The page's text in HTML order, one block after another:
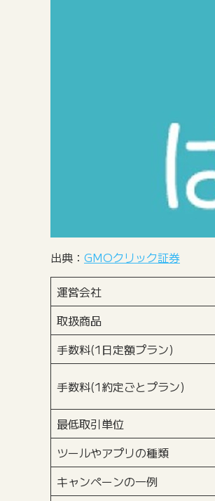
出典： GMOクリック証券
運営会社
取扱商品
手数料(1日定額プラン)
手数料(1約定ごとプラン)
最低取引単位
ツールやアプリの種類
キャンペーンの一例